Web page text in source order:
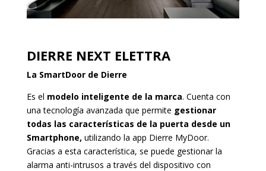
DIERRE NEXT ELETTRA
La SmartDoor de Dierre
Es el modelo inteligente de la marca. Cuenta con
una tecnología avanzada que permite gestionar
todas las características de la puerta desde un
Smartphone, utilizando la app Dierre MyDoor.
Gracias a esta característica, se puede gestionar la
alarma anti-intrusos a través del dispositivo con